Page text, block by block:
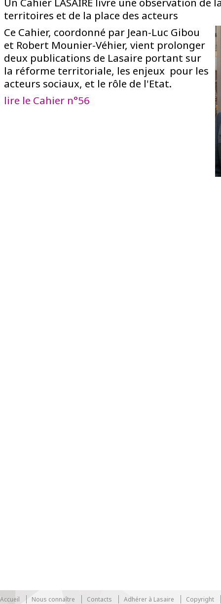
territoires et de la place des acteurs
Ce Cahier, coordonné par Jean-Luc Gibou
et Robert Mounier-Véhier, vient prolonger
deux publications de Lasaire portant sur
la réforme territoriale, les enjeux pour les
acteurs sociaux, et le rôle de l'Etat.
lire le Cahier n°56
Accueil Nous connaître Contacts Adhérer à Lasaire Copyright